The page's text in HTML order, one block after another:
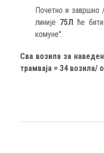
Почетно и завршно
линије 75Л ће
комуне''.
Сва возила за
трамваја = 34